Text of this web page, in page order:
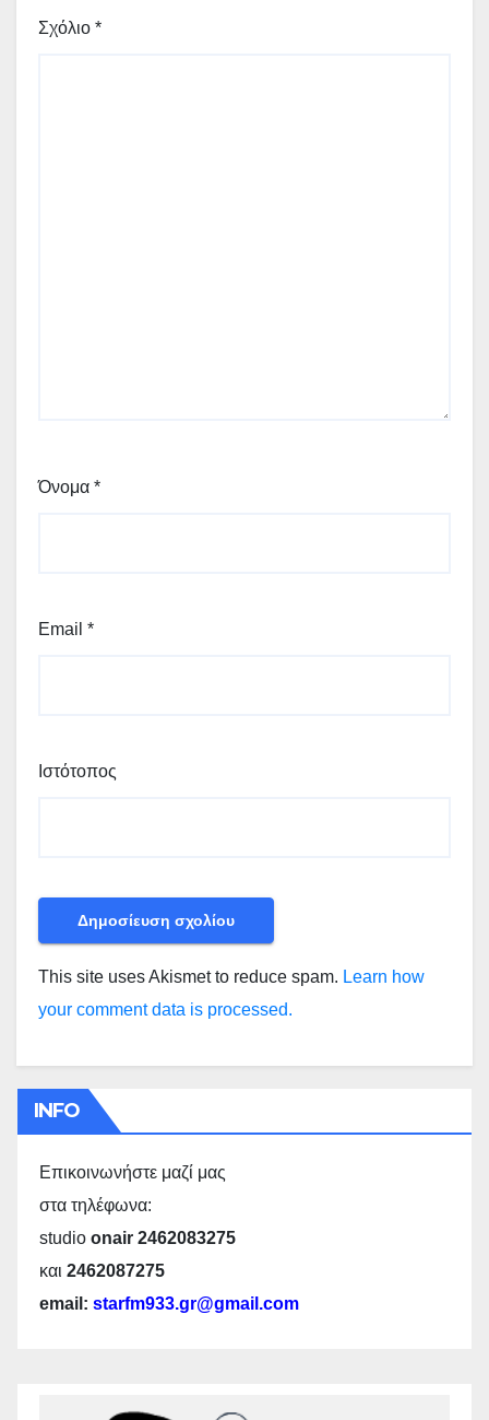
Σχόλιο *
Όνομα *
Email *
Ιστότοπος
This site uses Akismet to reduce spam. Learn how
your comment data is processed.
INFO
Επικοινωνήστε μαζί μας
στα τηλέφωνα:
studio onair 2462083275
και 2462087275
email: starfm933.gr@gmail.com